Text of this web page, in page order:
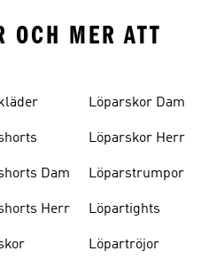
OCH MER ATT
Dam
Herr
Löparskor Dam
Löparskor Herr
Löparstrumpor
Löpartights
Löpartröjor